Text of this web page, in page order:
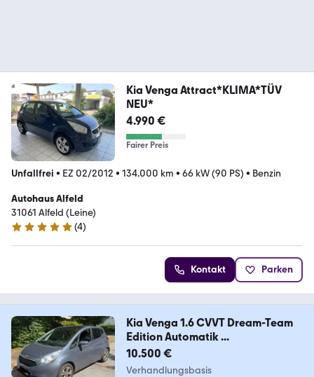
Kia Venga Attract*KLIMA*TÜV
NEU*
4.990 €
Fairer Preis
Unfallfrei • EZ 02/2012 • 134.000 km • 66 kW (90 PS) • Benzin
Autohaus Alfeld
31061 Alfeld (Leine)
5 Sterne
(4)
Kontakt Parken
Kia Venga 1.6 CVVT Dream-Team
Edition Automatik ...
10.500 €
Verhandlungsbasis